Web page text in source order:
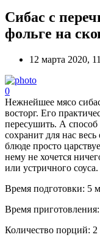
Сибас с
фольге на
12 марта 2020,
0
Нежнейшее мясо
восторг. Его
пересушить. А
сохранит для нас
блюде просто
нему не хочется
или устричного соуса.
Время подготовки: 5
Время приготовления:
Количество порций: 2